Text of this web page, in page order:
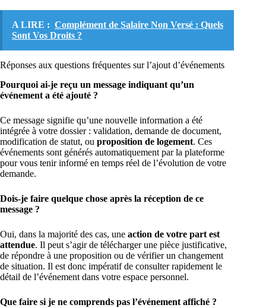
A LIRE : Complément de Salaire Non Versé : Quels
Sont Vos Droits ?
Réponses aux questions fréquentes sur l’ajout d’événements
Pourquoi ai-je reçu un message indiquant qu’un
événement a été ajouté ?
Ce message signifie qu’une nouvelle information a été
intégrée à votre dossier : validation, demande de document,
modification de statut, ou proposition de logement. Ces
événements sont générés automatiquement par la plateforme
pour vous tenir informé en temps réel de l’évolution de votre
demande.
Dois-je faire quelque chose après la réception de ce
message ?
Oui, dans la majorité des cas, une action de votre part est
attendue. Il peut s’agir de télécharger une pièce justificative,
de répondre à une proposition ou de vérifier un changement
de situation. Il est donc impératif de consulter rapidement le
détail de l’événement dans votre espace personnel.
Que faire si je ne comprends pas l’événement affiché ?